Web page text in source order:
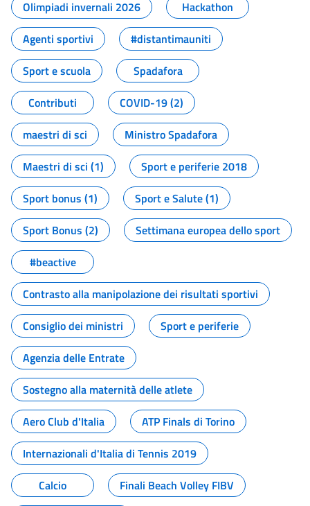
Olimpiadi invernali 2026
Hackathon
Agenti sportivi
#distantimauniti
Sport e scuola
Spadafora
Contributi
COVID-19 (2)
maestri di sci
Ministro Spadafora
Maestri di sci (1)
Sport e periferie 2018
Sport bonus (1)
Sport e Salute (1)
Sport Bonus (2)
Settimana europea dello sport
#beactive
Contrasto alla manipolazione dei risultati sportivi
Consiglio dei ministri
Sport e periferie
Agenzia delle Entrate
Sostegno alla maternità delle atlete
Aero Club d'Italia
ATP Finals di Torino
Internazionali d'Italia di Tennis 2019
Calcio
Finali Beach Volley FIBV